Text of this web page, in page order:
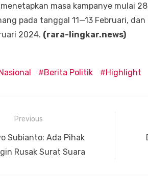
masa kampanye mulai
pada tanggal 11—13 Februari,
2024. (rara-lingkar.news)
Berita Politik Highlight
Previous
Subianto: Ada Pihak
Rusak Surat Suara